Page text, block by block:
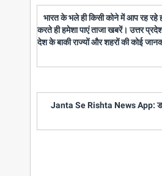
भारत के भले ही किसी कोने में आप रह रहे
करते ही हमेशा पाएं ताजा खबरें। उत्तर
देश के बाकी राज्यों और शहरों की कोई
Janta Se Rishta News App: